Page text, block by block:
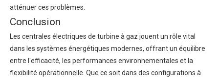
atténuer ces problèmes.
Conclusion
Les centrales électriques de turbine à gaz jouent un rôle vital
dans les systèmes énergétiques modernes, offrant un équilibre
entre l'efficacité, les performances environnementales et la
flexibilité opérationnelle. Que ce soit dans des configurations à